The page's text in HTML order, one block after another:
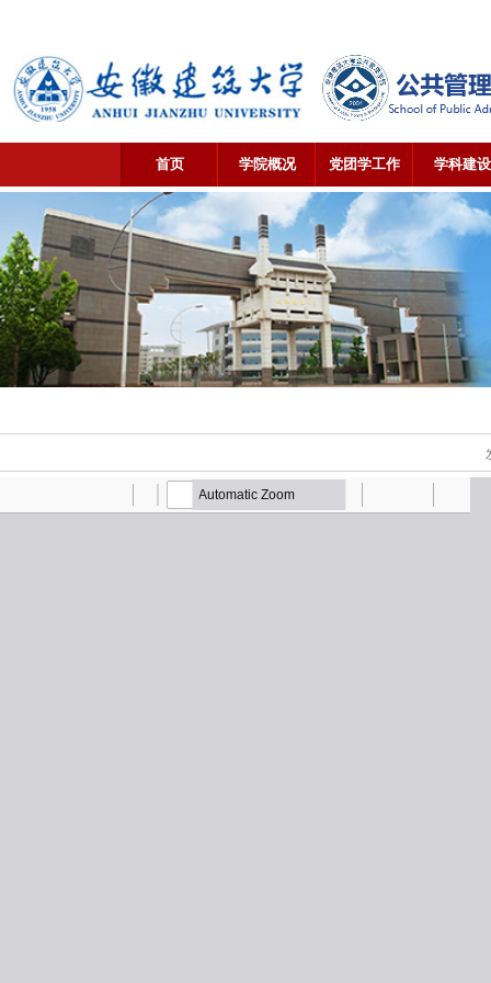
首页 学院概况 党团学工作 学科建设